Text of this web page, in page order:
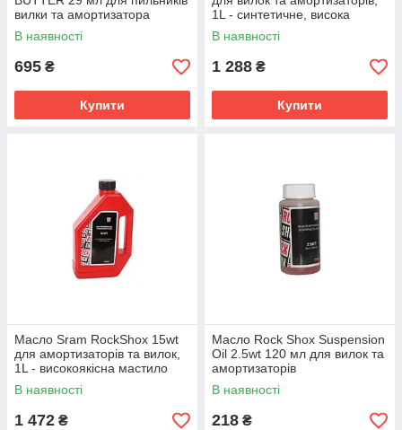
вилки та амортизатора
В наявності
695 ₴
Купити
1L - синтетичне, висока
чутливість
В наявності
1 288 ₴
Купити
Масло Sram RockShox 15wt
для амортизаторів та вилок,
1L - високоякісна мастило
В наявності
1 472 ₴
Масло Rock Shox Suspension
Oil 2.5wt 120 мл для вилок та
амортизаторів
В наявності
218 ₴